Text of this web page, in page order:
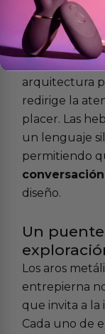
Imagina la
sensual que
el ritmo de
diseño no es
arquitectura
redirige la
placer. Las
un lenguaje
permitiendo
conversación
diseño.
Un
Los aros
entrepierna
que invita a la
Cada uno de